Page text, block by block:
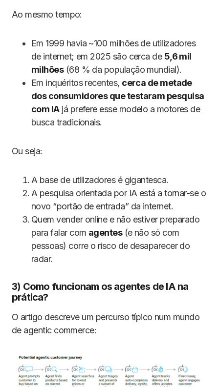
Ao mesmo tempo:
Em 1999 havia ~100 milhões de utilizadores
de internet; em 2025 são cerca de 5,6 mil
milhões(68 % da população mundial).
Em inquéritos recentes, cerca de metade
dos consumidores que testaram pesquisa
com IAjá prefere esse modelo a motores de
busca tradicionais.
Ou seja:
A base de utilizadores é gigantesca.
A pesquisa orientada por IA está a tornar-se o
novo “portão de entrada” da internet.
Quem vender online e não estiver preparado
para falar com agentes(e não só com
pessoas) corre o risco de desaparecer do
radar.
3) Como funcionam os agentes de IA na
prática?
O artigo descreve um percurso típico num mundo
de agentic commerce: